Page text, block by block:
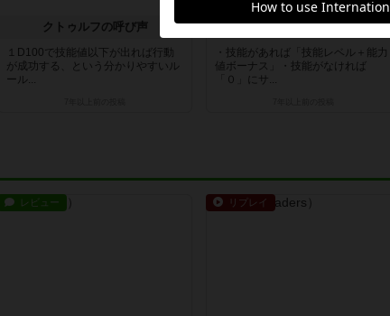
クトゥルフの呼び声
１D100で技能値以下が出れば行動
が成功する、という分かりやすいル
ール...
ソード・ワールド2.0 RPG
・技能があれば「技能レベル＋能力
値ボーナス」・技能がなければ
「０」にサ...
レビュー リプレイ